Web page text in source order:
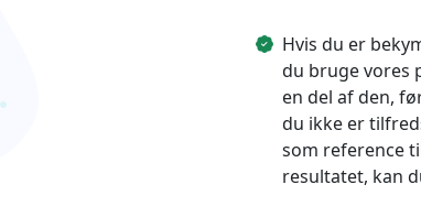
Hvis du er
du bruge vores
en del af den,
du ikke er
som reference
resultatet, kan
Bahasa Melayu
Polskie